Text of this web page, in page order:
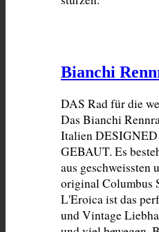
Bianchi
DAS Rad für die
Das Bianchi
Italien
GEBAUT. Es
aus geschweissten
original Columbus
L'Eroica ist das
und Vintage